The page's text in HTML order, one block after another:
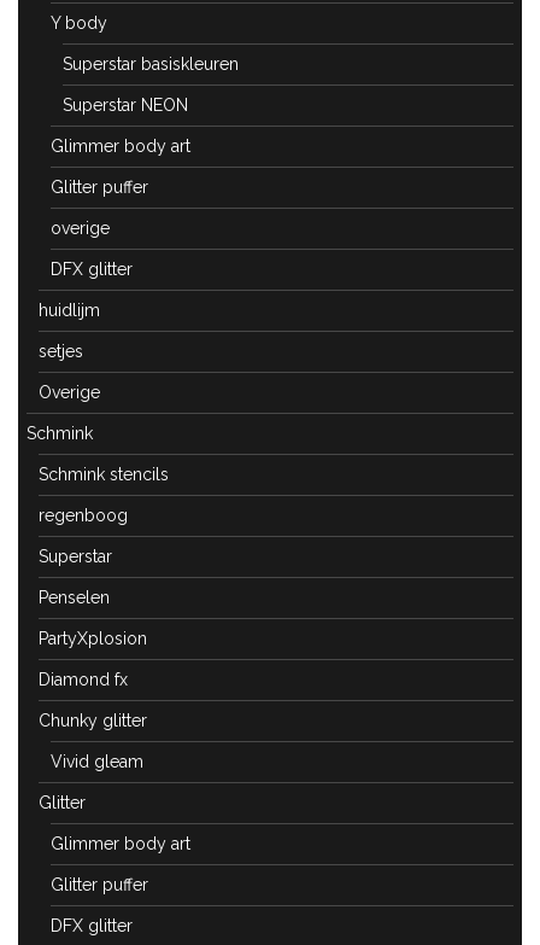
Y body
Superstar basiskleuren
Superstar NEON
Glimmer body art
Glitter puffer
overige
DFX glitter
huidlijm
setjes
Overige
Schmink
Schmink stencils
regenboog
Superstar
Penselen
PartyXplosion
Diamond fx
Chunky glitter
Vivid gleam
Glitter
Glimmer body art
Glitter puffer
DFX glitter